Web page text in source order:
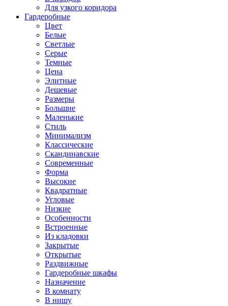
Для узкого коридора
Гардеробные
Цвет
Белые
Светлые
Серые
Темные
Цена
Элитные
Дешевые
Размеры
Большие
Маленькие
Стиль
Минимализм
Классические
Скандинавские
Современные
Форма
Высокие
Квадратные
Угловые
Низкие
Особенности
Встроенные
Из кладовки
Закрытые
Открытые
Раздвижные
Гардеробные шкафы
Назначение
В комнату
В нишу